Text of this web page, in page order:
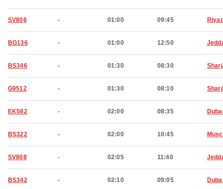
SV806 - 01:00 09:45
BG136 - 01:00 12:50
BS346 - 01:30 08:30
G9512 - 01:30 08:10
EK582 - 02:00 08:35
BS322 - 02:00 10:45
SV808 - 02:05 11:40
BS342 - 02:10 09:05